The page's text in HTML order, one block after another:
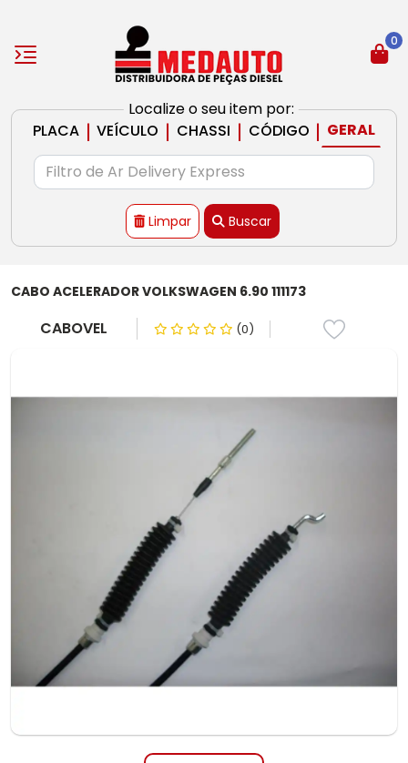
Localize o seu item por:
PLACA | VEÍCULO | CHASSI | CÓDIGO | GERAL
Limpar Buscar
0
CABO ACELERADOR VOLKSWAGEN 6.90 111173
CABOVEL (0)